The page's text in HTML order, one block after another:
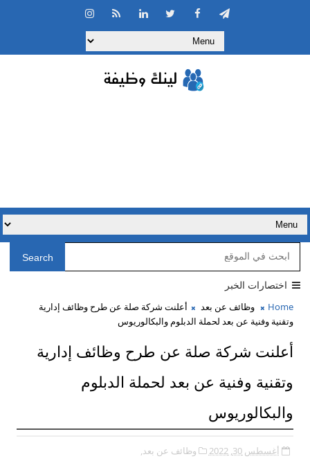
Search
اختصارات الخبر
Home وظائف عن بعد
أعلنت شركة صلة عن طرح وظائف إدارية
وتقنية وفنية عن بعد لحملة الدبلوم والبكالوريوس
أعلنت شركة صلة عن طرح وظائف إدارية
وتقنية وفنية عن بعد لحملة الدبلوم
والبكالوريوس
أغسطس 30, 2022 وظائف عن بعد,